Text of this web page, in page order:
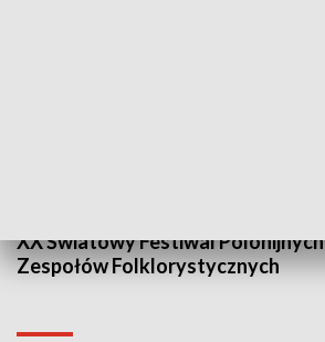
XX Światowy Festiwal Polonijnych
Zespołów Folklorystycznych